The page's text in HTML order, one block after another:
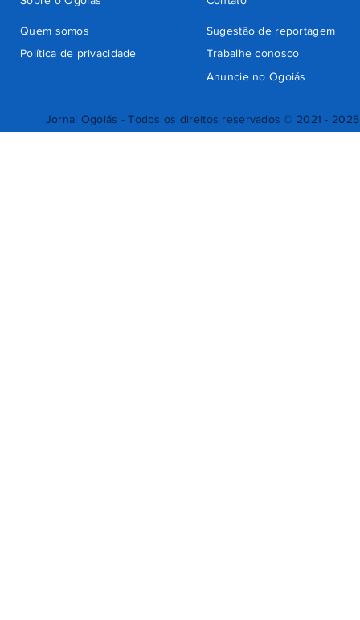
Jornal Ogoiás - Todos os direitos reservados © 2021 - 2025
Quem somos
Sugestão de reportagem
Trabalhe conosco
Política de privacidade
Anuncie no Ogoiás